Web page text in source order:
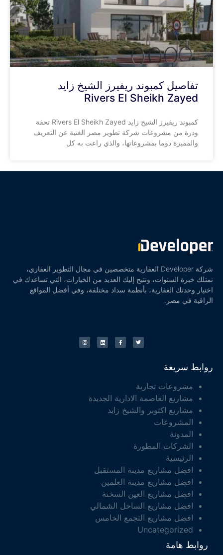
تفاصيل كمبوند ريفيرز الشيخ زايد
Rivers El Sheikh Zayed
كمبوند ريفيرز الشيخ زايد Rivers El Sheikh Zayed تحفة
ودرة من مشروعات شركة تطوير مصر الغنية عن التعريف
والمميزة دوما بمشروعاتها، والذي راعت به كل
شركة Developer العقارية متخصصين في مجال التطوير العقاري،
نمتلك خبرة السنوات، ونتيح إليك العديد من الخيارات، التي تساعدك في
اختيار وحدتك العقارية، بأنظمة سداد مختلفة، وفي أفضل المواقع
الراقية في مصر.
روابط سريعة
مشروعات تجارية
مشاريع العاصمة الادارية الجديدة
مشاريع اكتوبر والشيخ زايد
المشروعات
المدونة
الشركات المطورة
الرئيسية
افضل مشاريع مدينة المستقبل
افضل مشاريع مدينة العلمين
افضل مشاريع العين السخنة
افضل مشاريع الساحل الشمالي
افضل مشاريع التجمع الخامس
Uncategorized
روابط هامة